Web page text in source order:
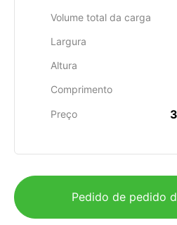
Volume total da carga
Largura
Altura
Comprimento
Preço
Pedido de pedido